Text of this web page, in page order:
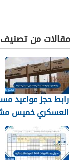
مقالات من تصنيف
رابط حجز مواعيد
العسكري خميس
1448